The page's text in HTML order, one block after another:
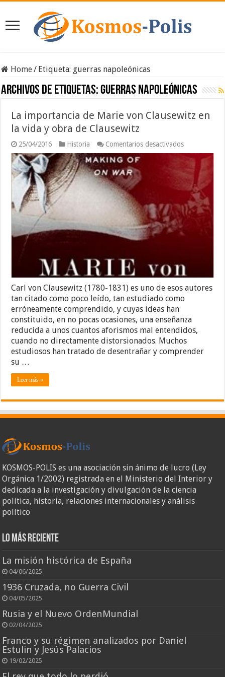
Home/ Etiqueta: guerras napoleónicas
Archivos de etiquetas:guerras napoleónicas
La importancia de Marie von Clausewitz en
la vida y obra de Clausewitz
25/04/2016 Historia Comentarios desactivadosen
La
importancia
de
Marie
von
Clausewitz
en
la
vida
obra
Carl von Clausewitz (1780-1831) es uno de esos autores
tan citado como poco leído, tan estudiado como
erróneamente comprendido, y cuyas ideas han
constituido, en no pocas ocasiones, una enseñanza
reducida a unos cuantos aforismos mal entendidos,
cuando no directamente distorsionados. Muchos
estudiosos han tratado de desentrañar y comprender
su …
Leer más »
KOSMOS-POLIS es una asociación sin ánimo de lucro (Ley
Orgánica 1/2002) registrada en el Ministerio del Interior y
dedicada a la investigación y divulgación de la ciencia
política, historia, relaciones internacionales y análisis
político
Lo más reciente
La misión histórica de España
04/06/2025
1936 Cruzada, no Guerra Civil
04/05/2025
Rusia y el Nuevo OrdenMundial
02/04/2025
Franco y su régimen analizados por Daniel
Estulin y Jesús Palacios
19/02/2025